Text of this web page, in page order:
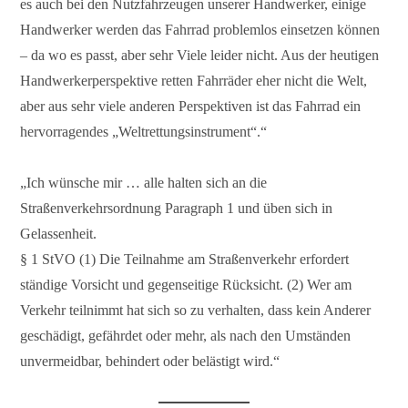
es auch bei den Nutzfahrzeugen unserer Handwerker, einige
Handwerker werden das Fahrrad problemlos einsetzen können
– da wo es passt, aber sehr Viele leider nicht. Aus der heutigen
Handwerkerperspektive retten Fahrräder eher nicht die Welt,
aber aus sehr viele anderen Perspektiven ist das Fahrrad ein
hervorragendes „Weltrettungsinstrument“.“
„Ich wünsche mir … alle halten sich an die
Straßenverkehrsordnung Paragraph 1 und üben sich in
Gelassenheit.
§ 1 StVO (1) Die Teilnahme am Straßenverkehr erfordert
ständige Vorsicht und gegenseitige Rücksicht. (2) Wer am
Verkehr teilnimmt hat sich so zu verhalten, dass kein Anderer
geschädigt, gefährdet oder mehr, als nach den Umständen
unvermeidbar, behindert oder belästigt wird.“